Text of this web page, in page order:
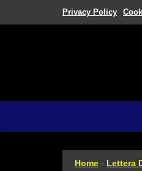
Privacy Policy
Home - Lettera